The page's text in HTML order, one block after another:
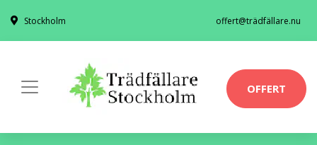
Stockholm offert@trädfällare.nu
OFFERT